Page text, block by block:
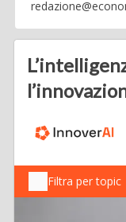
Filtra per topic